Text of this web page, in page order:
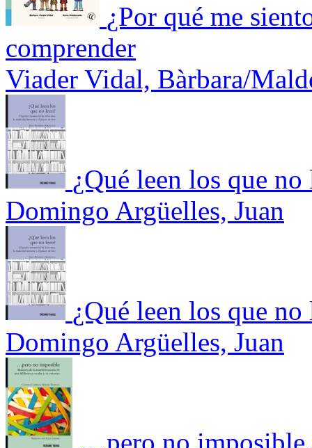
¿Por qué me
comprender
Viader Vidal, Bàrbara/
¿Qué leen los que
Domingo Argüelles, Juan
¿Qué leen los que
Domingo Argüelles, Juan
…pero no